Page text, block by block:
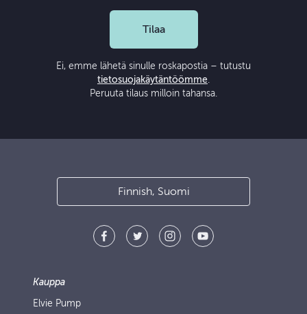
Tilaa
Ei, emme lähetä sinulle roskapostia – tutustu
tietosuojakäytäntöömme.
Peruuta tilaus milloin tahansa.
Finnish, Suomi
Kauppa
Elvie Pump